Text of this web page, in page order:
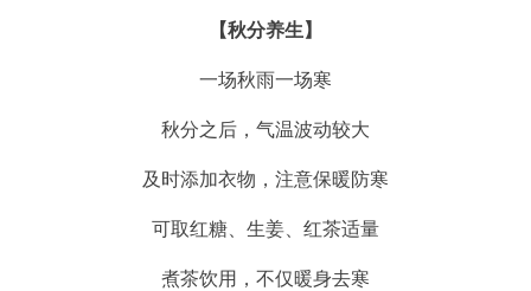
【秋分养生】
一场秋雨一场寒
秋分之后，气温波动较大
及时添加衣物，注意保暖防寒
可取红糖、生姜、红茶适量
煮茶饮用，不仅暖身去寒